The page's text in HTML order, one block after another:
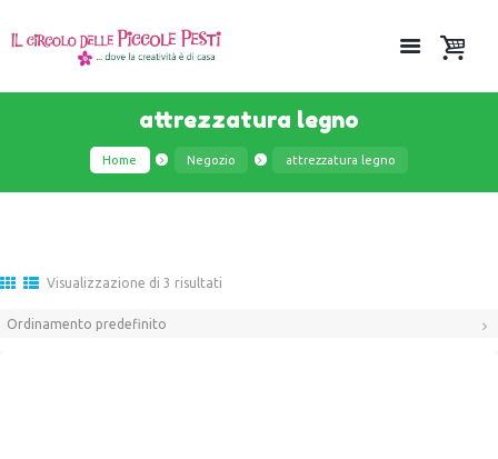
attrezzatura legno
Home Negozio attrezzatura legno
Visualizzazione di 3 risultati